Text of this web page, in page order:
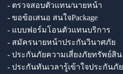
- ตรวจสอบตัวแทน/นายหน้า
- ขอข้อเสนอ สนใจPackage
- แบบฟอร์มโอนตัวแทนบริการ
- สมัครนายหน้าประกันวินาศภัย
- ประกันภัยความเสี่ยงภัยทรัพย์สิน
- ประกันทันเวลารู้เข้าใจประกันภัย